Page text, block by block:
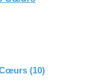
(10)